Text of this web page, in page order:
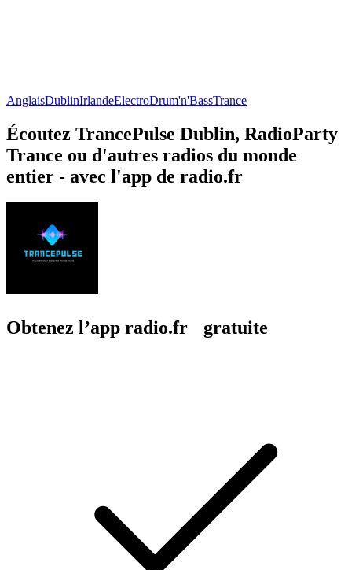
AnglaisDublinIrlandeElectroDrum'n'BassTrance
Écoutez TrancePulse Dublin, RadioParty
Trance ou d'autres radios du monde
entier - avec l'app de radio.fr
Obtenez l’app radio.fr gratuite